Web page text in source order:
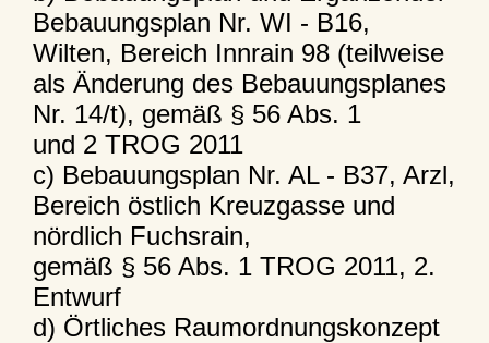
Bebauungsplan Nr. WI - B16,
Wilten, Bereich Innrain 98 (teilweise
als Änderung des Bebauungsplanes
Nr. 14/t), gemäß § 56 Abs. 1
und 2 TROG 2011
c) Bebauungsplan Nr. AL - B37, Arzl,
Bereich östlich Kreuzgasse und
nördlich Fuchsrain,
gemäß § 56 Abs. 1 TROG 2011, 2.
Entwurf
d) Örtliches Raumordnungskonzept